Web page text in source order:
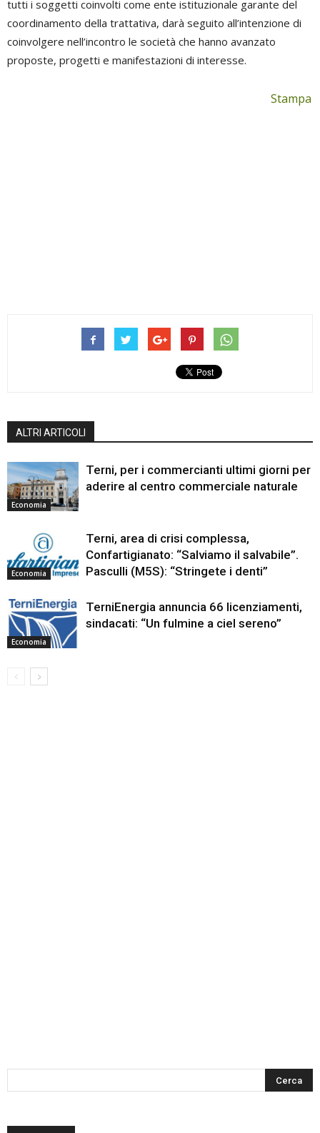
tutti i soggetti coinvolti come ente istituzionale garante del
coordinamento della trattativa, darà seguito all’intenzione di
coinvolgere nell’incontro le società che hanno avanzato
proposte, progetti e manifestazioni di interesse.
Stampa
ALTRI ARTICOLI
Economia
Terni, per i commercianti ultimi giorni per
aderire al centro commerciale naturale
Economia
Terni, area di crisi complessa,
Confartigianato: “Salviamo il salvabile”.
Pasculli (M5S): “Stringete i denti”
Economia
TerniEnergia annuncia 66 licenziamenti,
sindacati: “Un fulmine a ciel sereno”